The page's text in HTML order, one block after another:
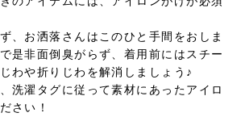
、お洒落さんはこのひと手間をおしま
是非面倒臭がらず、着用前にはスチー
わや折りじわを解消しましょう♪
洗濯タグに従って素材にあったアイロ
さい！